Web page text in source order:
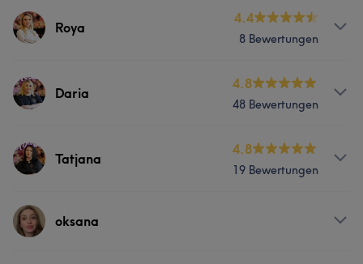
Roya
4.4
8 Bewertungen
Services
Daria
4.8
48 Bewertungen
Services
Tatjana
4.8
19 Bewertungen
Servicesoksana